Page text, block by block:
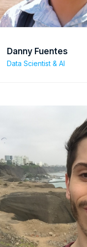
Danny Fuentes
Data Scientist & AI